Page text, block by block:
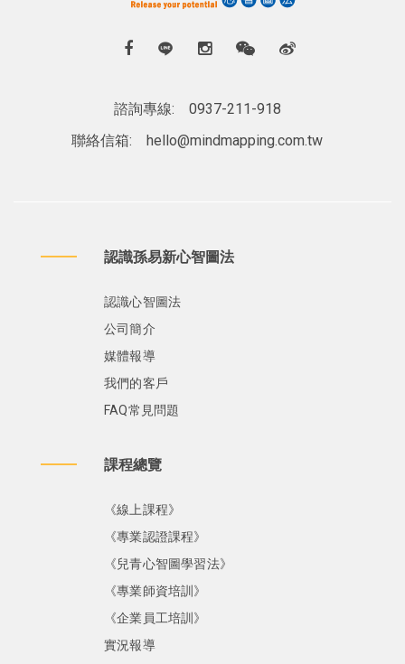
諮詢專線:
0937-211-918
聯絡信箱:
hello@mindmapping.com.tw
認識孫易新心智圖法
認識心智圖法
公司簡介
媒體報導
我們的客戶
FAQ常見問題
課程總覽
《線上課程》
《專業認證課程》
《兒青心智圖學習法》
《專業師資培訓》
《企業員工培訓》
實況報導